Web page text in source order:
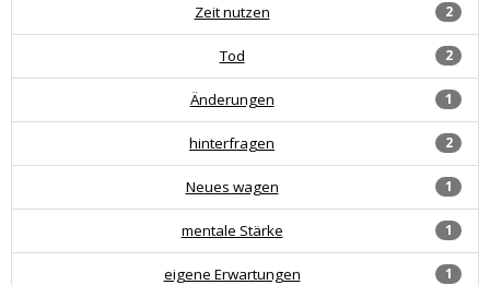
2
Zeit nutzen
2
Tod
1
Änderungen
2
hinterfragen
1
Neues wagen
1
mentale Stärke
1
eigene Erwartungen